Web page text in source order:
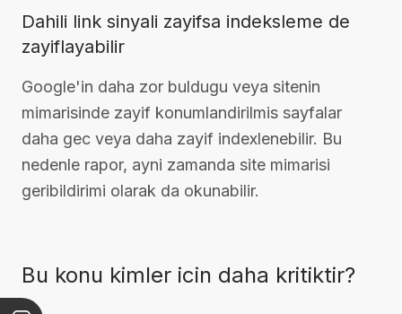
Dahili link sinyali zayifsa indeksleme de
zayiflayabilir
Google'in daha zor buldugu veya sitenin
mimarisinde zayif konumlandirilmis sayfalar
daha gec veya daha zayif indexlenebilir. Bu
nedenle rapor, ayni zamanda site mimarisi
geribildirimi olarak da okunabilir.
Bu konu kimler icin daha kritiktir?